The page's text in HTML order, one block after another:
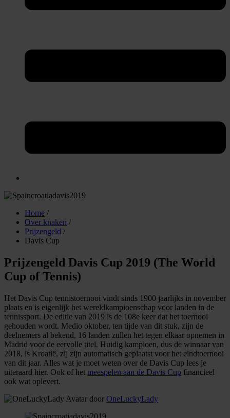
Home /
Over knaken /
Prijzengeld /
Davis Cup
Prijzengeld Davis Cup 2019 (The World
Cup of Tennis)
Het Davis Cup tennistoernooi vindt sinds 1900 jaarlijks in november
plaats en is eigenlijk het wereldkampioenschap voor landen in de
tennissport. De editie van 2019 is de 108e keer dat het toernooi
gehouden wordt. Medio oktober, ten tijde van dit stuk, zijn de
deelnemers al bekend, 16 landen zullen het tegen elkaar opnemen in
Madrid voor de eervolle titel. Huidig kampioen, dus de winnaar van
2018, is Kroatië, zij zijn automatisch geplaatst voor het eindtoernooi
van dit jaar. Alles wat je moet weten over de Davis Cup lees je
uiteraard hier. Ook of het meespelen aan de Davis Cup financieel
ook wat oplevert.
door OneLuckyLady